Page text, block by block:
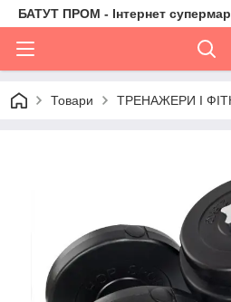
БАТУТ ПРОМ - Інтернет
Товари ТРЕНАЖЕРИ І